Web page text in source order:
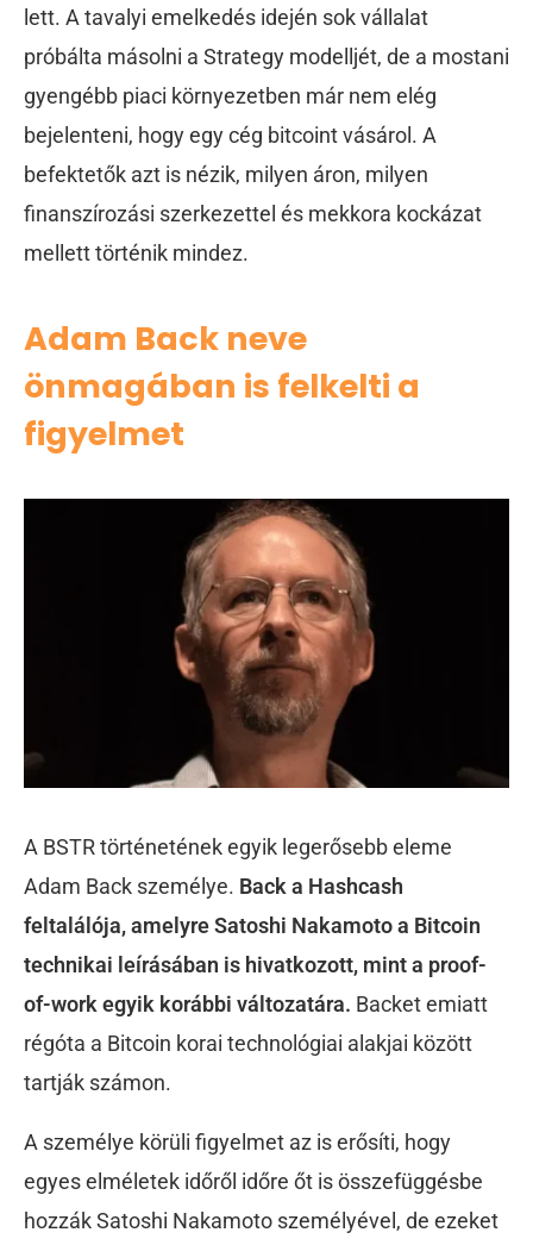
lett. A tavalyi emelkedés idején sok vállalat
próbálta másolni a Strategy modelljét, de a mostani
gyengébb piaci környezetben már nem elég
bejelenteni, hogy egy cég bitcoint vásárol. A
befektetők azt is nézik, milyen áron, milyen
finanszírozási szerkezettel és mekkora kockázat
mellett történik mindez.
Adam Back neve
önmagában is felkelti a
figyelmet
A BSTR történetének egyik legerősebb eleme
Adam Back személye. Back a Hashcash
feltalálója, amelyre Satoshi Nakamoto a Bitcoin
technikai leírásában is hivatkozott, mint a proof-
of-work egyik korábbi változatára. Backet emiatt
régóta a Bitcoin korai technológiai alakjai között
tartják számon.
A személye körüli figyelmet az is erősíti, hogy
egyes elméletek időről időre őt is összefüggésbe
hozzák Satoshi Nakamoto személyével, de ezeket